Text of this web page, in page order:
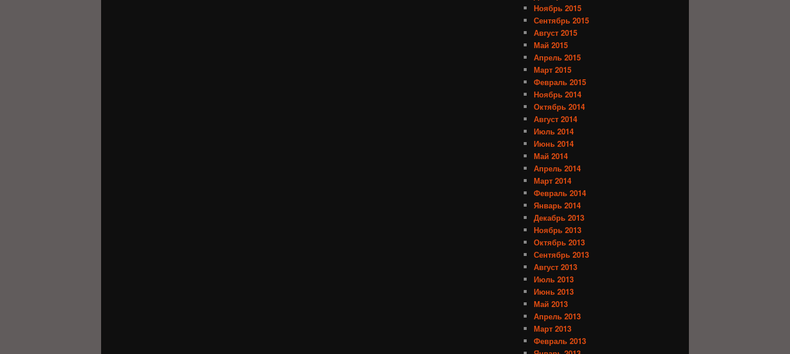
Ноябрь 2015
Сентябрь 2015
Август 2015
Май 2015
Апрель 2015
Март 2015
Февраль 2015
Ноябрь 2014
Октябрь 2014
Август 2014
Июль 2014
Июнь 2014
Май 2014
Апрель 2014
Март 2014
Февраль 2014
Январь 2014
Декабрь 2013
Ноябрь 2013
Октябрь 2013
Сентябрь 2013
Август 2013
Июль 2013
Июнь 2013
Май 2013
Апрель 2013
Март 2013
Февраль 2013